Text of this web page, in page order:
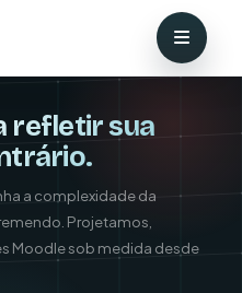
refletir sua
a complexidade da
Projetamos,
Moodle sob medida desde